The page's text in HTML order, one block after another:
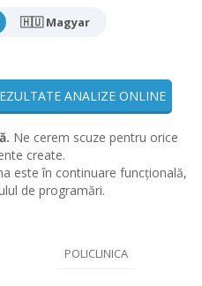
🇭🇺 Magyar
ANALIZE ONLINE
Ne cerem scuze pentru orice
create.
este în continuare funcțională,
de programări.
POLICLINICA